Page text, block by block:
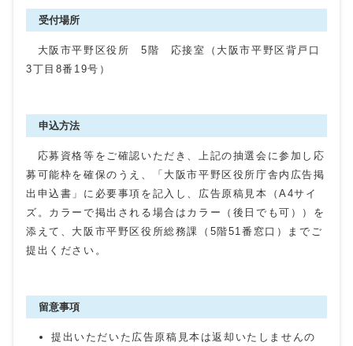
受付場所
大阪市平野区役所 5階 応接室（大阪市平野区背戸口
3丁目8番19号）
申込方法
応募資格等をご確認いただき、上記の抽選会に参加し応
募可能枠を確保のうえ、「大阪市平野区役所庁舎内広告掲
出申込書」に必要事項を記入し、広告原稿見本（A4サイ
ズ。カラーで掲出される場合はカラー（後日でも可））を
添えて、大阪市平野区役所総務課（5階51番窓口）までご
提出ください。
留意事項
提出いただいた広告原稿見本は返却いたしませんの